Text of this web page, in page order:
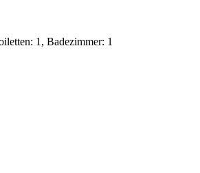
1, Badezimmer: 1